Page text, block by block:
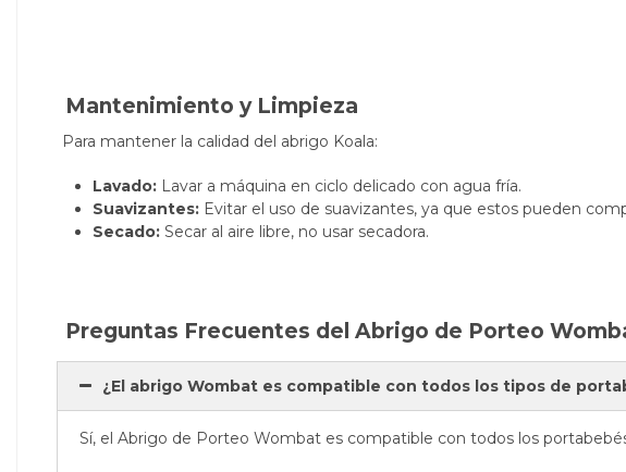
Mantenimiento y Limpieza
Para mantener la calidad del abrigo Koala:
Lavado: Lavar a máquina en ciclo delicado con agua fría.
Suavizantes: Evitar el uso de suavizantes, ya que estos pueden
Secado: Secar al aire libre, no usar secadora.
Preguntas Frecuentes del Abrigo de Porteo
¿El abrigo Wombat es compatible con todos los tipos de
Sí, el Abrigo de Porteo Wombat es compatible con todos los